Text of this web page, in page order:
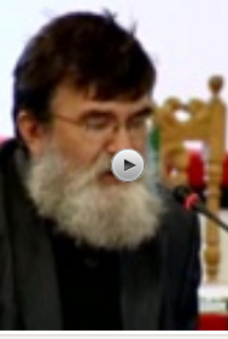
зафиксированным
Например,...